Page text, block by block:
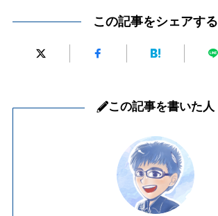
この記事をシェアする
この記事を書いた人